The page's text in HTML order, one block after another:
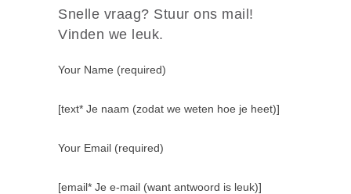
Snelle vraag? Stuur ons mail!
Vinden we leuk.
Your Name (required)
[text* Je naam (zodat we weten hoe je heet)]
Your Email (required)
[email* Je e-mail (want antwoord is leuk)]